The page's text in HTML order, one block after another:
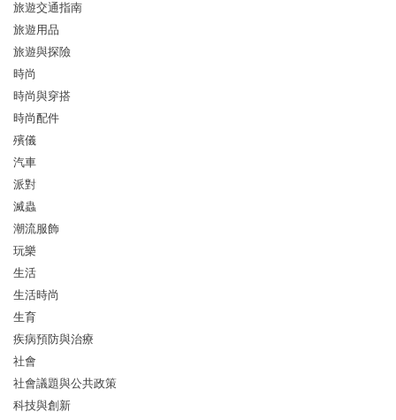
旅遊交通指南
旅遊用品
旅遊與探險
時尚
時尚與穿搭
時尚配件
殯儀
汽車
派對
滅蟲
潮流服飾
玩樂
生活
生活時尚
生育
疾病預防與治療
社會
社會議題與公共政策
科技與創新